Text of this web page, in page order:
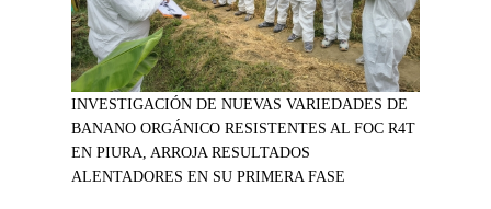
INVESTIGACIÓN DE NUEVAS VARIEDADES DE
BANANO ORGÁNICO RESISTENTES AL FOC R4T
EN PIURA, ARROJA RESULTADOS
ALENTADORES EN SU PRIMERA FASE